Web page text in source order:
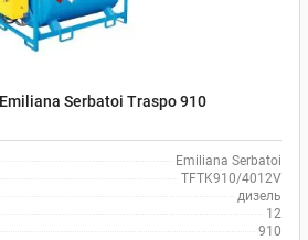
Serbatoi Traspo 910
Emiliana Serbatoi
TFTK910/4012V
дизель
12
910